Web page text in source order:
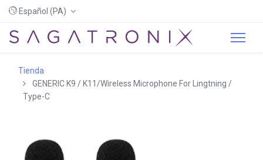
Español (PA)
Tienda
GENERIC K9 / K11/Wireless Microphone For Lingtning /
Type-C